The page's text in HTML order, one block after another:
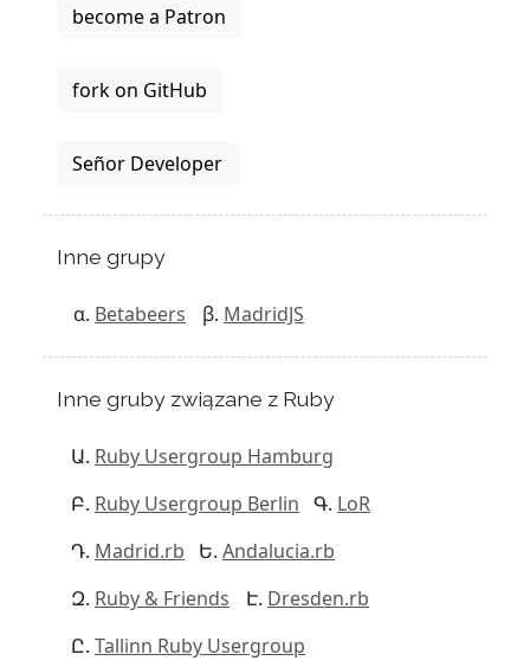
become a Patron
fork on GitHub
Señor Developer
Inne grupy
Betabeers MadridJS
Inne gruby związane z Ruby
Ruby Usergroup Hamburg
Ruby Usergroup Berlin
LoR
Madrid.rb
Andalucia.rb
Ruby & Friends
Dresden.rb
Tallinn Ruby Usergroup